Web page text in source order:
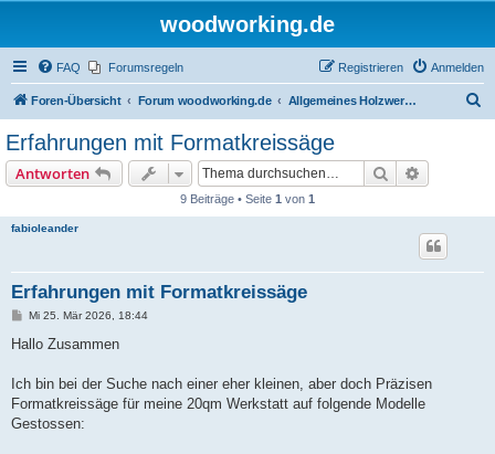
woodworking.de
FAQ Forumsregeln Anmelden
Registrieren
Foren-Übersicht Forum woodworking.de Allgemeines Holzwerkerforum - das laute Forum
Erfahrungen mit Formatkreissäge
Antworten Suche
9 Beiträge • Seite 1 von 1
fabioleander
Erfahrungen mit Formatkreissäge
B
i
a
Mi 25. Mär 2026, 18:44
Hallo Zusammen
Ich bin bei der Suche nach einer eher kleinen, aber doch Präzisen
Formatkreissäge für meine 20qm Werkstatt auf folgende Modelle
Gestossen: